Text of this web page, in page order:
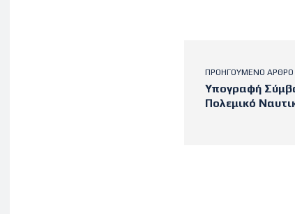
ΠΡΟΗΓΟΎΜΕΝΟ ΆΡΘΡΟ
Υπογραφή
Πολεμικό